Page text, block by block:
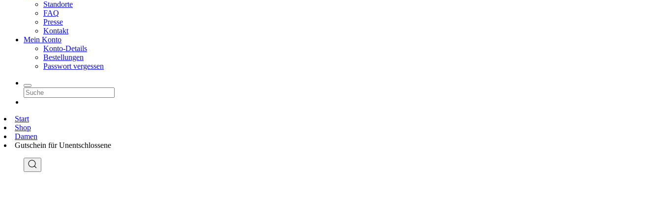
Standorte
FAQ
Presse
Kontakt
Mein Konto
Konto-Details
Bestellungen
Passwort vergessen
Start
Shop
Damen
Gutschein für Unentschlossene